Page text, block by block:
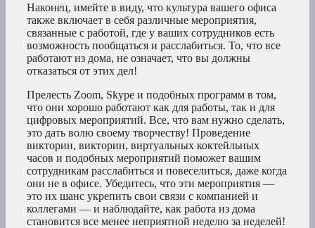
Наконец, имейте в виду, что культура вашего офиса
также включает в себя различные мероприятия,
связанные с работой, где у ваших сотрудников есть
возможность пообщаться и расслабиться. То, что все
работают из дома, не означает, что вы должны
отказаться от этих дел!
Прелесть Zoom, Skype и подобных программ в том,
что они хорошо работают как для работы, так и для
цифровых мероприятий. Все, что вам нужно сделать,
это дать волю своему творчеству! Проведение
викторин, викторин, виртуальных коктейльных
часов и подобных мероприятий поможет вашим
сотрудникам расслабиться и повеселиться, даже когда
они не в офисе. Убедитесь, что эти мероприятия —
это их шанс укрепить свои связи с компанией и
коллегами — и наблюдайте, как работа из дома
становится все менее неприятной неделю за неделей!